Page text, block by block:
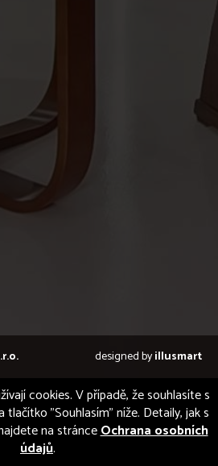
designed byillusmart
cookies. V případě, že souhlasíte s
tlačítko "Souhlasím" níže. Detaily, jak s
na stránceOchrana osobních
údajů.